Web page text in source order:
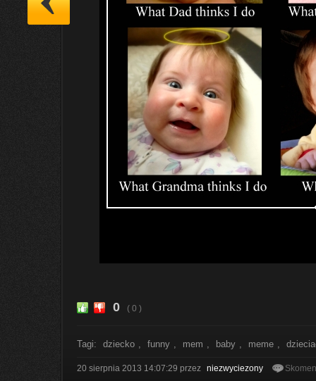
0 ( 0 )
Tagi: dziecko , funny , mem , baby , meme ,
20 sierpnia 2013 14:07:29 przez niezwyciezony